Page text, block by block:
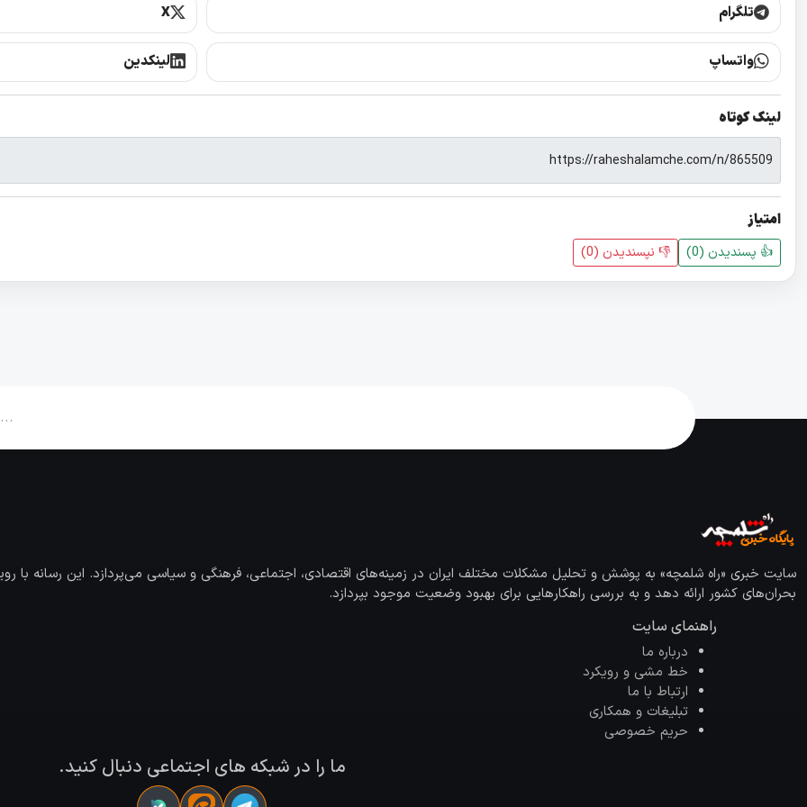
تلگرام X
واتساپ لینکدین
لینک کوتاه
امتیاز
👍 پسندیدن (0
) 👎 نپسندیدن‌ ( 0
)
سایت خبری «راه شلمچه» به پوشش و تحلیل مشکلات مختلف ایران در زمینه‌های اقتصادی، اجتماعی، فرهنگی و سیاسی می‌پردازد. این رسانه با
بحران‌های کشور ارائه دهد و به بررسی راهکارهایی برای بهبود وضعیت موجود بپردازد.
راهنمای سایت
درباره ما
خط مشی و رویکرد
ارتباط با ما
تبلیغات و همکاری
حریم خصوصی
ما را در شبکه های اجتماعی دنبال کنید.